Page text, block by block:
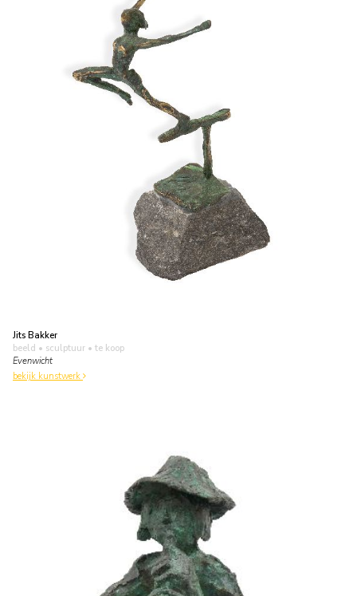
Jits Bakker
beeld • sculptuur • te koop
Evenwicht
bekijk kunstwerk